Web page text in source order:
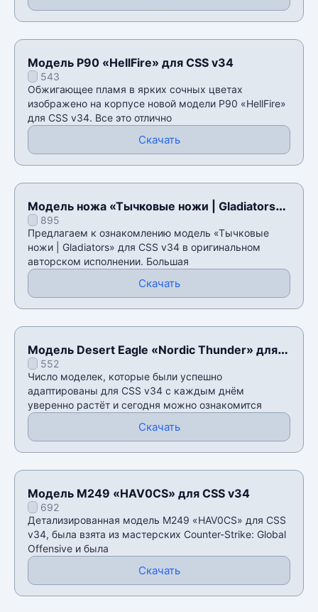
Модель P90 «HellFire» для CSS v34
543
Обжигающее пламя в ярких сочных цветах
изображено на корпусе новой модели P90 «HellFire»
для CSS v34. Все это отлично
Скачать
Модель ножа «Тычковые ножи | Gladiators»
для CSS v34
895
Предлагаем к ознакомлению модель «Тычковые
ножи | Gladiators» для CSS v34 в оригинальном
авторском исполнении. Большая
Скачать
Модель Desert Eagle «Nordic Thunder» для
CSS v34
552
Число моделек, которые были успешно
адаптированы для CSS v34 с каждым днём
уверенно растёт и сегодня можно ознакомится
Скачать
Модель M249 «HAV0CS» для CSS v34
692
Детализированная модель M249 «HAV0CS» для CSS
v34, была взята из мастерских Counter-Strike: Global
Offensive и была
Скачать